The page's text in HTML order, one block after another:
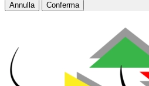
Annulla Conferma